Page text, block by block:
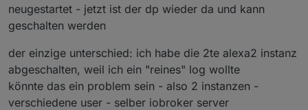
neugestartet - jetzt ist der dp wieder da und kann
geschalten werden
der einzige unterschied: ich habe die 2te alexa2 instanz
abgeschalten, weil ich ein "reines" log wollte
könnte das ein problem sein - also 2 instanzen -
verschiedene user - selber iobroker server